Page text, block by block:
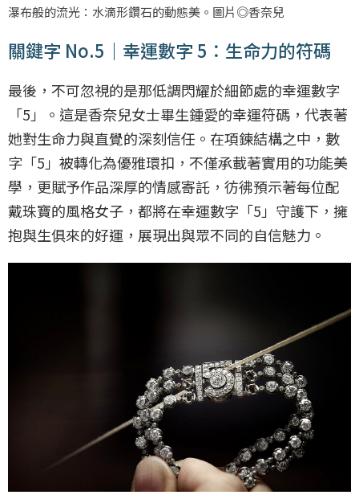
瀑布般的流光：水滴形鑽石的動態美。圖片◎香奈兒
關鍵字 No.5｜幸運數字 5：生命力的符碼
最後，不可忽視的是那低調閃耀於細節處的幸運數字
「5」。這是香奈兒女士畢生鍾愛的幸運符碼，代表著
她對生命力與直覺的深刻信任。在項鍊結構之中，數
字「5」被轉化為優雅環扣，不僅承載著實用的功能美
學，更賦予作品深厚的情感寄託，彷彿預示著每位配
戴珠寶的風格女子，都將在幸運數字「5」守護下，擁
抱與生俱來的好運，展現出與眾不同的自信魅力。